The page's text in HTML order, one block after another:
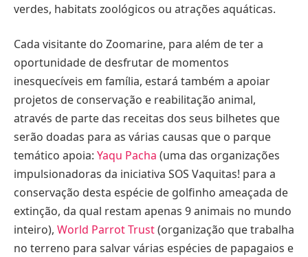
verdes, habitats zoológicos ou atrações aquáticas.
Cada visitante do Zoomarine, para além de ter a
oportunidade de desfrutar de momentos
inesquecíveis em família, estará também a apoiar
projetos de conservação e reabilitação animal,
através de parte das receitas dos seus bilhetes que
serão doadas para as várias causas que o parque
temático apoia: Yaqu Pacha (uma das organizações
impulsionadoras da iniciativa SOS Vaquitas! para a
conservação desta espécie de golfinho ameaçada de
extinção, da qual restam apenas 9 animais no mundo
inteiro), World Parrot Trust(organização que trabalha
no terreno para salvar várias espécies de papagaios e